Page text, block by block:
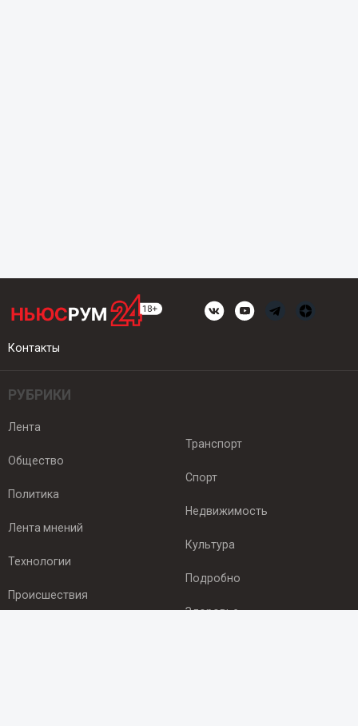
Контакты
РУБРИКИ
Лента
Общество
Политика
Лента мнений
Технологии
Происшествия
Транспорт
Спорт
Недвижимость
Культура
Подробно
Здоровье